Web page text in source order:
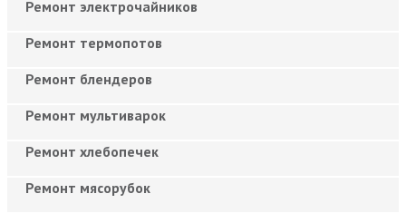
Ремонт электрочайников
Ремонт термопотов
Ремонт блендеров
Ремонт мультиварок
Ремонт хлебопечек
Ремонт мясорубок